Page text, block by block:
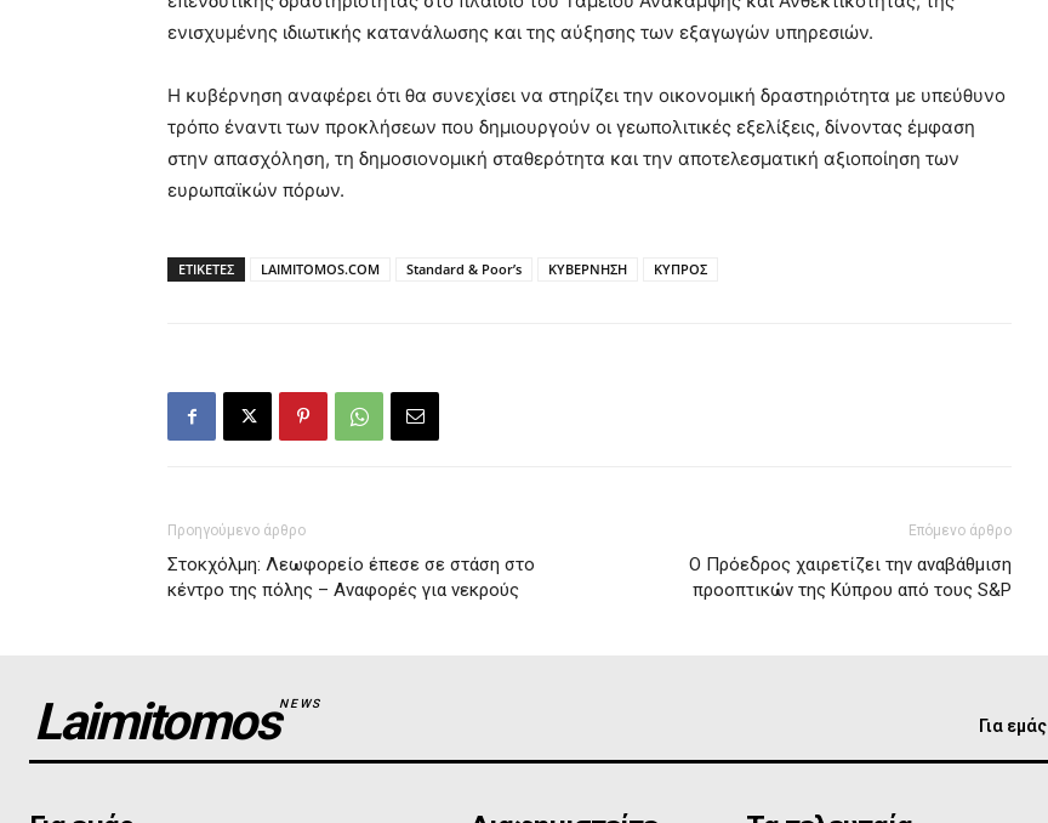
ενισχυμένης ιδιωτικής κατανάλωσης και της αύξησης των εξαγωγών υπηρεσιών.
Η κυβέρνηση αναφέρει ότι θα συνεχίσει να στηρίζει την οικονομική δραστηριότητα με υπεύθυνο
τρόπο έναντι των προκλήσεων που δημιουργούν οι γεωπολιτικές εξελίξεις, δίνοντας έμφαση
στην απασχόληση, τη δημοσιονομική σταθερότητα και την αποτελεσματική αξιοποίηση των
ευρωπαϊκών πόρων.
ΕΤΙΚΕΤΕΣ LAIMITOMOS.COM Standard & Poor’s ΚΥΒΕΡΝΗΣΗ ΚΥΠΡΟΣ
Προηγούμενο άρθρο
Στοκχόλμη: Λεωφορείο έπεσε σε στάση στο
κέντρο της πόλης – Αναφορές για νεκρούς
Επόμενο άρθρο
Ο Πρόεδρος χαιρετίζει την αναβάθμιση
προοπτικών της Κύπρου από τους S&P
LaimitomosNEWS
Για εμάς